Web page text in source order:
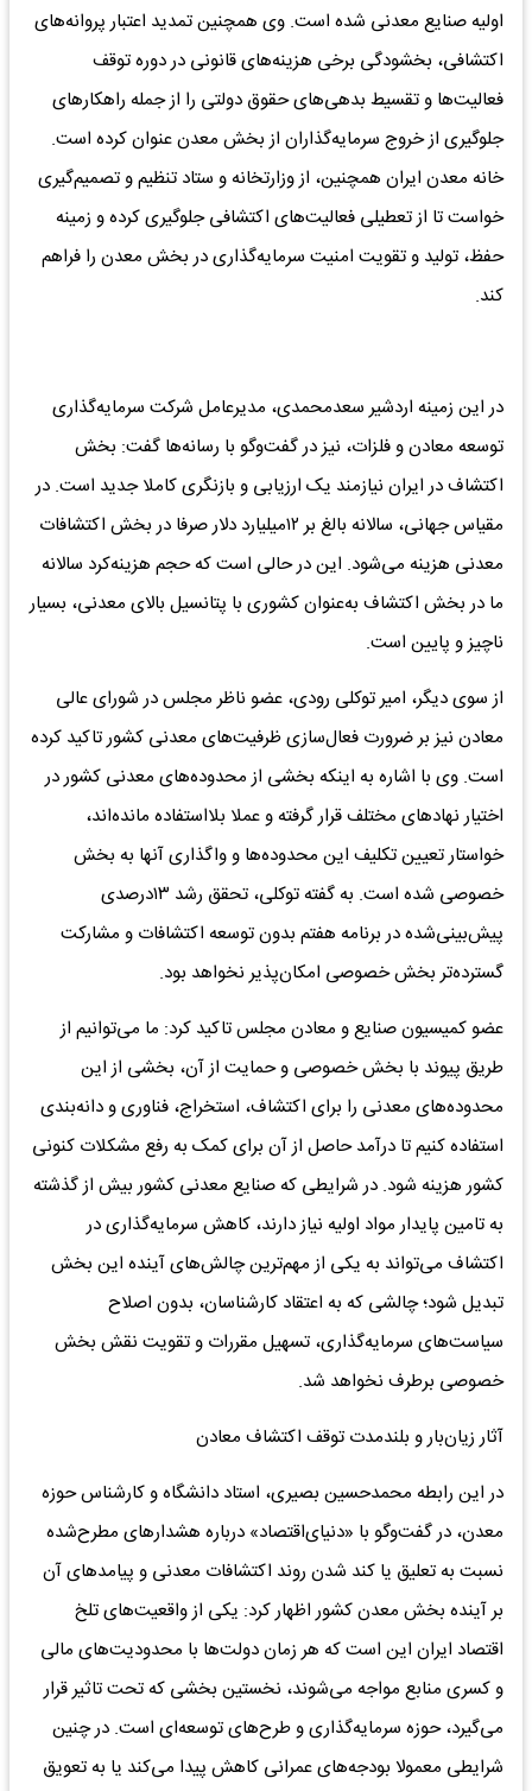
اولیه صنایع معدنی شده است. وی همچنین تمدید اعتبار پروانه‌های
اکتشافی، بخشودگی برخی هزینه‌های قانونی در دوره توقف
فعالیت‌ها و تقسیط بدهی‌های حقوق دولتی را از جمله راهکارهای
جلوگیری از خروج سرمایه‌گذاران از بخش معدن عنوان کرده است.
خانه معدن ایران همچنین، از وزارتخانه و ستاد تنظیم و تصمیم‌گیری
خواست تا از تعطیلی فعالیت‌های اکتشافی جلوگیری کرده و زمینه
حفظ، تولید و تقویت امنیت سرمایه‌گذاری در بخش معدن را فراهم
کند.
در این زمینه اردشیر سعدمحمدی، مدیرعامل شرکت سرمایه‌گذاری
توسعه معادن و فلزات، نیز در گفت‌وگو با رسانه‌ها گفت: بخش
اکتشاف در ایران نیازمند یک ارزیابی و بازنگری کاملا جدید است. در
مقیاس جهانی، سالانه بالغ بر ۱۲‌میلیارد دلار صرفا در بخش اکتشافات
معدنی هزینه می‌شود. این در حالی است که حجم هزینه‌کرد سالانه
ما در بخش اکتشاف به‌عنوان کشوری با پتانسیل بالای معدنی، بسیار
ناچیز و پایین است.
از سوی دیگر، امیر توکلی رودی، عضو ناظر مجلس در شورای عالی
معادن نیز بر ضرورت فعال‌سازی ظرفیت‌های معدنی کشور تاکید کرده
است. وی با اشاره به اینکه بخشی از محدوده‌های معدنی کشور در
اختیار نهادهای مختلف قرار گرفته و عملا بلااستفاده مانده‌اند،
خواستار تعیین تکلیف این محدوده‌ها و واگذاری آنها به بخش
خصوصی شده است. به گفته توکلی، تحقق رشد ۱۳درصدی
پیش‌بینی‌شده در برنامه هفتم بدون توسعه اکتشافات و مشارکت
گسترده‌تر بخش خصوصی امکان‌پذیر نخواهد بود.
عضو کمیسیون صنایع و معادن مجلس تاکید کرد: ما می‌توانیم از
طریق پیوند با بخش خصوصی و حمایت از آن، بخشی از این
محدوده‌های معدنی را برای اکتشاف، استخراج، فناوری و دانه‌بندی
استفاده کنیم تا درآمد حاصل از آن برای کمک به رفع مشکلات کنونی
کشور هزینه شود. در شرایطی که صنایع معدنی کشور بیش از گذشته
به تامین پایدار مواد اولیه نیاز دارند، کاهش سرمایه‌گذاری در
اکتشاف می‌تواند به یکی از مهم‌ترین چالش‌های آینده این بخش
تبدیل شود؛ چالشی که به اعتقاد کارشناسان، بدون اصلاح
سیاست‌های سرمایه‌گذاری، تسهیل مقررات و تقویت نقش بخش
خصوصی برطرف نخواهد شد.
آثار زیان‌بار و بلندمدت توقف اکتشاف معادن
در این رابطه محمدحسین بصیری، استاد دانشگاه و کارشناس حوزه
معدن، در گفت‌وگو با «دنیای‌اقتصاد» درباره هشدارهای مطرح‌شده
نسبت به تعلیق یا کند شدن روند اکتشافات معدنی و پیامدهای آن
بر آینده بخش معدن کشور اظهار کرد: یکی از واقعیت‌های تلخ
اقتصاد ایران این است که هر زمان دولت‌ها با محدودیت‌های مالی
و کسری منابع مواجه می‌شوند، نخستین بخشی که تحت تاثیر قرار
می‌گیرد، حوزه سرمایه‌گذاری و طرح‌های توسعه‌ای است. در چنین
شرایطی معمولا بودجه‌های عمرانی کاهش پیدا می‌کند یا به تعویق